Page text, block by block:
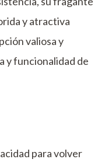
y atractiva
valiosa y
y funcionalidad de
para volver